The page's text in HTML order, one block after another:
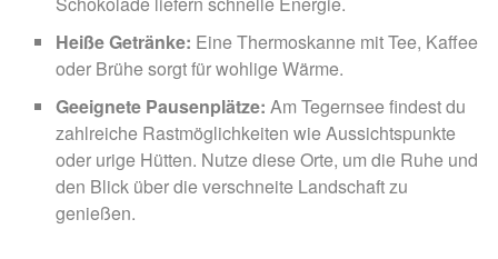
Heiße Getränke: Eine Thermoskanne mit Tee, Kaffee
oder Brühe sorgt für wohlige Wärme.
Geeignete Pausenplätze: Am Tegernsee findest du
zahlreiche Rastmöglichkeiten wie Aussichtspunkte
oder urige Hütten. Nutze diese Orte, um die Ruhe und
den Blick über die verschneite Landschaft zu
genießen.